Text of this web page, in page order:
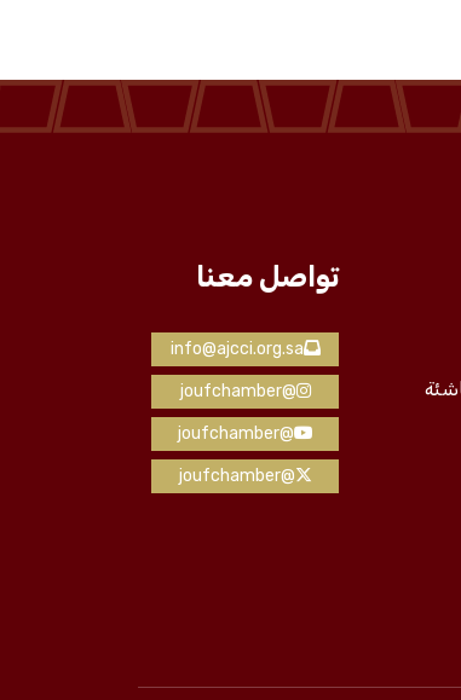
تواصل معنا
info@ajcci.org.sa
@joufchamber
@joufchamber
@joufchamber